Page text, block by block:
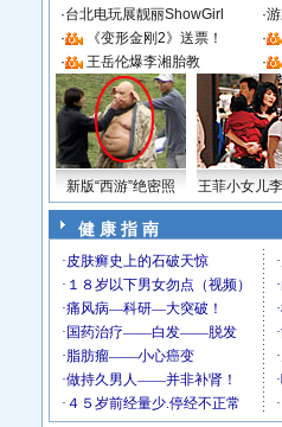
·台北电玩展靓丽ShowGirl ·
·
《变形金刚2》送票！ ·
·
王岳伦爆李湘胎教 ·
新版“西游”绝密照 王菲小女儿
健 康 指 南